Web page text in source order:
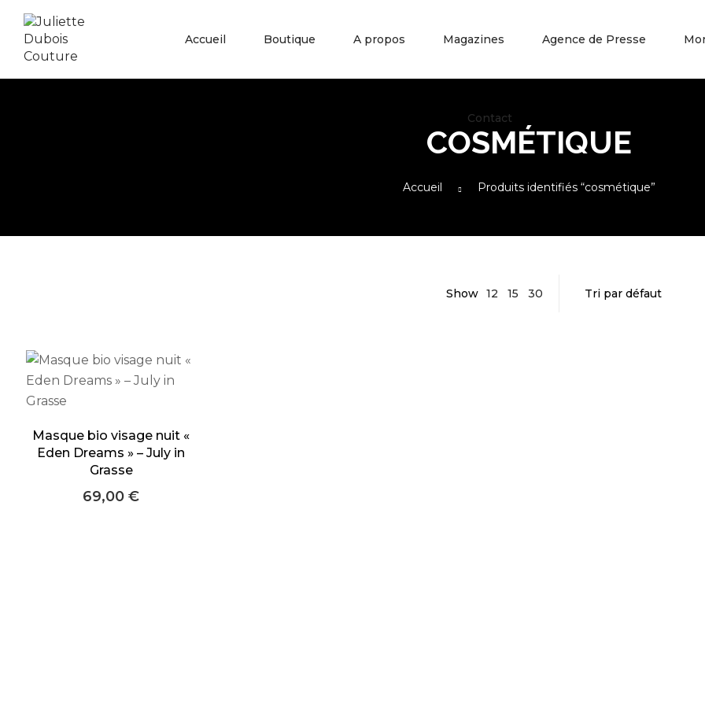
Accueil Boutique A propos Magazines Agence de Presse
Contact
COSMÉTIQUE
Accueil Produits identifiés “cosmétique”
Show 12 15 30
Masque bio visage nuit «
Eden Dreams » – July in
Grasse
69,00€